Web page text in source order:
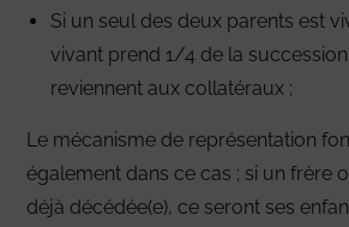
Si un seul des deux parents est
vivant prend 1/4 de la
reviennent aux collatéraux ;
Le mécanisme de représentation
également dans ce cas ; si un frère
déjà décédée(e), ce seront ses